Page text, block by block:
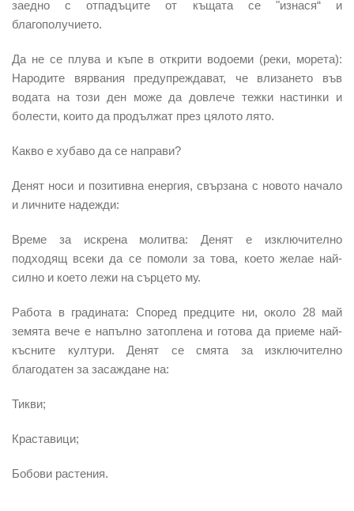
заедно с отпадъците от къщата се "изнася“ и
благополучието.
Да не се плува и къпе в открити водоеми (реки, морета):
Народите вярвания предупреждават, че влизането във
водата на този ден може да довлече тежки настинки и
болести, които да продължат през цялото лято.
Какво е хубаво да се направи?
Денят носи и позитивна енергия, свързана с новото начало
и личните надежди:
Време за искрена молитва: Денят е изключително
подходящ всеки да се помоли за това, което желае най-
силно и което лежи на сърцето му.
Работа в градината: Според предците ни, около 28 май
земята вече е напълно затоплена и готова да приеме най-
късните култури. Денят се смята за изключително
благодатен за засаждане на:
Тикви;
Краставици;
Бобови растения.